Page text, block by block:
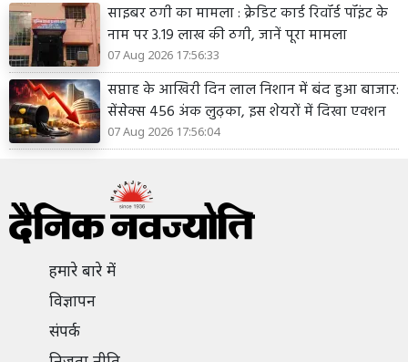
साइबर ठगी का मामला : क्रेडिट कार्ड रिवॉर्ड पॉइंट के
नाम पर 3.19 लाख की ठगी, जानें पूरा मामला
07 Aug 2026 17:56:33
सप्ताह के आखिरी दिन लाल निशान में बंद हुआ बाजार:
सेंसेक्स 456 अंक लुढ़का, इस शेयरों में दिखा एक्शन
07 Aug 2026 17:56:04
हमारे बारे में
विज्ञापन
संपर्क